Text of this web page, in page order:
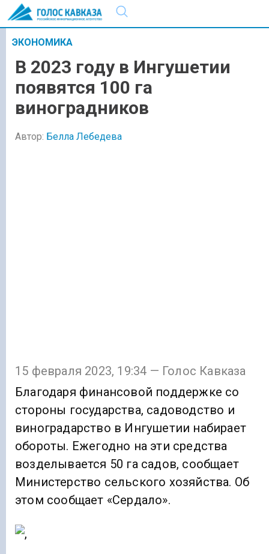
ЭКОНОМИКА
В 2023 году в Ингушетии
появятся 100 га
виноградников
Автор: Белла Лебедева
15 февраля 2023, 19:34 — Голос Кавказа
Благодаря финансовой поддержке со
стороны государства, садоводство и
виноградарство в Ингушетии набирает
обороты. Ежегодно на эти средства
возделывается 50 га садов, сообщает
Министерство сельского хозяйства. Об
этом сообщает «Сердало».